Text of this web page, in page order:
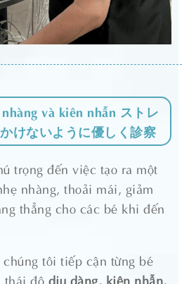
và kiên nhẫn ストレ
けないように優しく診察
trọng đến việc tạo ra một
nhàng, thoải mái, giảm
thẳng cho các bé khi đến
tôi tiếp cận từng bé
thái độ dịu dàng, kiên nhẫn,